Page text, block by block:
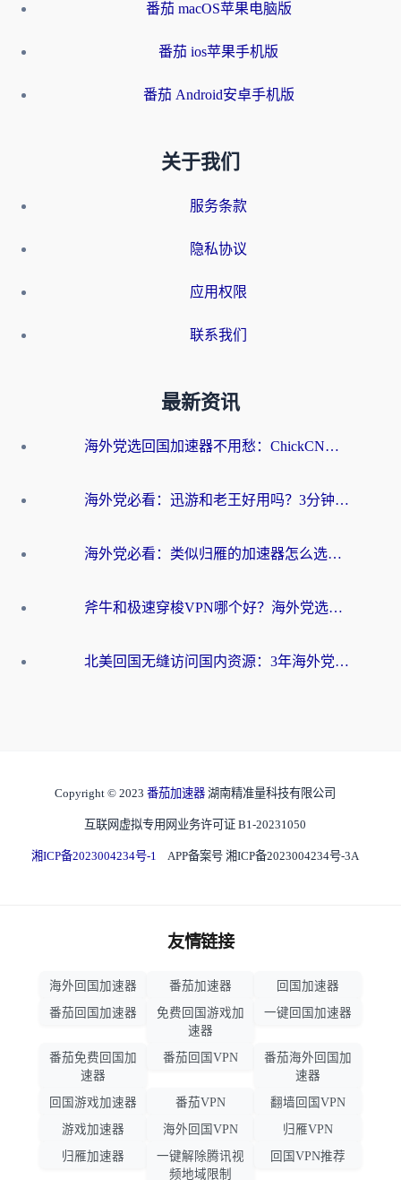
番茄 macOS苹果电脑版
番茄 ios苹果手机版
番茄 Android安卓手机版
关于我们
服务条款
隐私协议
应用权限
联系我们
最新资讯
海外党选回国加速器不用愁：ChickCN和洞见哪个好？一篇搞定所有疑问
海外党必看：迅游和老王好用吗？3分钟选对加速国内网络的加速器
海外党必看：类似归雁的加速器怎么选？一篇搞定无缝访问国内资源
斧牛和极速穿梭VPN哪个好？海外党选回国加速器必看的真实对比与避坑指南
北美回国无缝访问国内资源：3年海外党亲测的加速器选择指南
Copyright © 2023 番茄加速器 湖南精准量科技有限公司
互联网虚拟专用网业务许可证 B1-20231050
湘ICP备2023004234号-1 APP备案号 湘ICP备2023004234号-3A
友情链接
海外回国加速器 番茄加速器
回国加速器
番茄回国加速器
免费回国游戏加
速器
一键回国加速器
番茄免费回国加
速器
番茄回国VPN
番茄海外回国加
速器
回国游戏加速器
番茄VPN
翻墙回国VPN
游戏加速器
海外回国VPN
归雁VPN
归雁加速器
一键解除腾讯视
频地域限制
回国VPN推荐